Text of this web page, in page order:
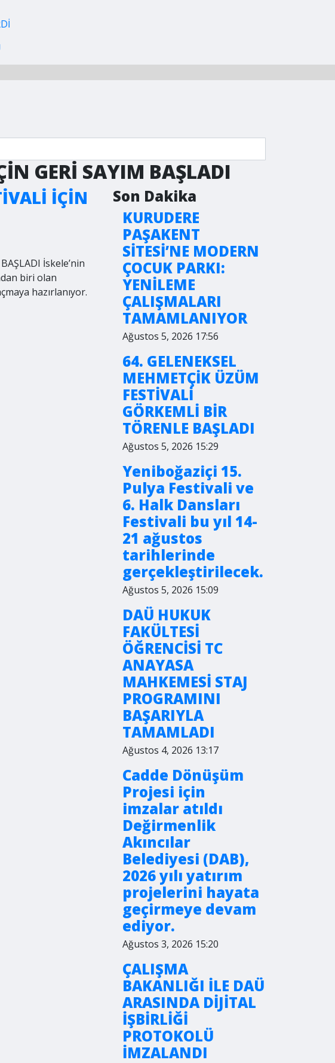
GERİ SAYIM BAŞLADI
İÇİN
BAŞLADI İskele’nin
biri olan
hazırlanıyor.
Son Dakika
KURUDERE
PAŞAKENT
SİTESİ’NE MODERN
ÇOCUK PARKI:
YENİLEME
ÇALIŞMALARI
TAMAMLANIYOR
Ağustos 5, 2026 17:56
64. GELENEKSEL
MEHMETÇİK ÜZÜM
FESTİVALİ
GÖRKEMLİ BİR
TÖRENLE BAŞLADI
Ağustos 5, 2026 15:29
Yeniboğaziçi 15.
Pulya Festivali ve
6. Halk Dansları
Festivali bu yıl 14-
21 ağustos
tarihlerinde
gerçekleştirilecek.
Ağustos 5, 2026 15:09
DAÜ HUKUK
FAKÜLTESİ
ÖĞRENCİSİ TC
ANAYASA
MAHKEMESİ STAJ
PROGRAMINI
BAŞARIYLA
TAMAMLADI
Ağustos 4, 2026 13:17
Cadde Dönüşüm
Projesi için
imzalar atıldı
Değirmenlik
Akıncılar
Belediyesi (DAB),
2026 yılı yatırım
projelerini hayata
geçirmeye devam
ediyor.
Ağustos 3, 2026 15:20
ÇALIŞMA
BAKANLIĞI İLE DAÜ
ARASINDA DİJİTAL
İŞBİRLİĞİ
PROTOKOLÜ
İMZALANDI